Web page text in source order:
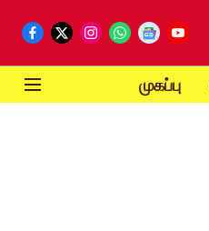
முகப்பு